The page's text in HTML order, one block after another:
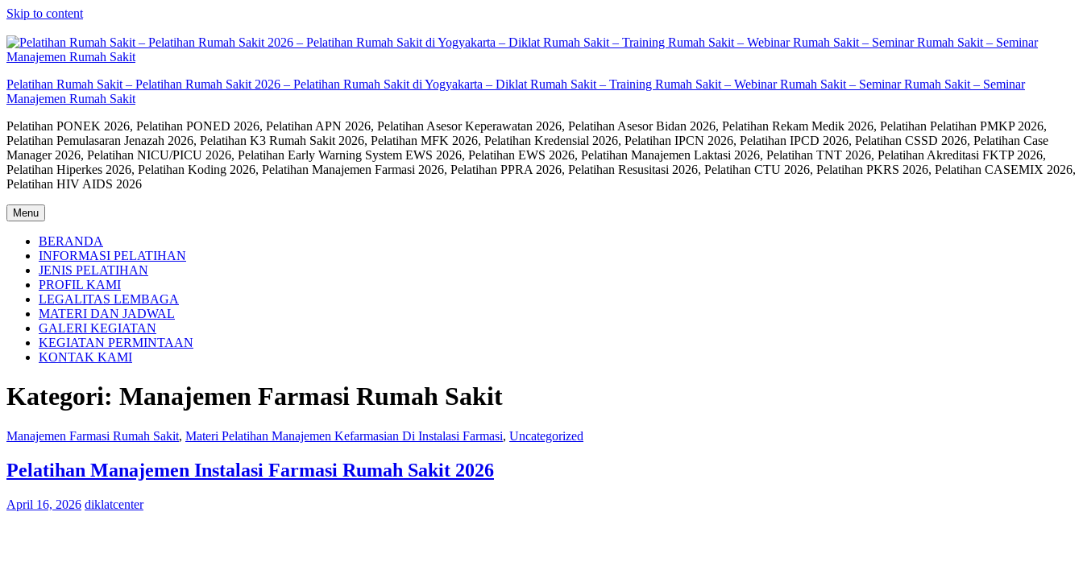
Skip to content
Pelatihan Rumah Sakit – Pelatihan Rumah Sakit 2026 – Pelatihan Rumah Sakit di Yogyakarta – Diklat Rumah Sakit – Training Rumah Sakit – Webinar Rumah Sakit – Seminar Rumah Sakit – Seminar
Manajemen Rumah Sakit
Pelatihan PONEK 2026, Pelatihan PONED 2026, Pelatihan APN 2026, Pelatihan Asesor Keperawatan 2026, Pelatihan Asesor Bidan 2026, Pelatihan Rekam Medik 2026, Pelatihan Pelatihan PMKP 2026,
Pelatihan Pemulasaran Jenazah 2026, Pelatihan K3 Rumah Sakit 2026, Pelatihan MFK 2026, Pelatihan Kredensial 2026, Pelatihan IPCN 2026, Pelatihan IPCD 2026, Pelatihan CSSD 2026, Pelatihan Case
Manager 2026, Pelatihan NICU/PICU 2026, Pelatihan Early Warning System EWS 2026, Pelatihan EWS 2026, Pelatihan Manajemen Laktasi 2026, Pelatihan TNT 2026, Pelatihan Akreditasi FKTP 2026,
Pelatihan Hiperkes 2026, Pelatihan Koding 2026, Pelatihan Manajemen Farmasi 2026, Pelatihan PPRA 2026, Pelatihan Resusitasi 2026, Pelatihan CTU 2026, Pelatihan PKRS 2026, Pelatihan CASEMIX 2026,
Pelatihan HIV AIDS 2026
Menu
BERANDA
INFORMASI PELATIHAN
JENIS PELATIHAN
PROFIL KAMI
LEGALITAS LEMBAGA
MATERI DAN JADWAL
GALERI KEGIATAN
KEGIATAN PERMINTAAN
KONTAK KAMI
Kategori: Manajemen Farmasi Rumah Sakit
Manajemen Farmasi Rumah Sakit, Materi Pelatihan Manajemen Kefarmasian Di Instalasi Farmasi, Uncategorized
Pelatihan Manajemen Instalasi Farmasi Rumah Sakit 2026
April 16, 2026 diklatcenter